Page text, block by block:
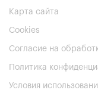
Карта сайта
Cookies
Согласие на
Политика
Условия